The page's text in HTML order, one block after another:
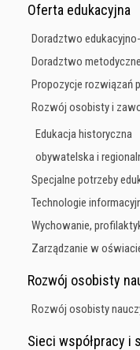
Oferta edukacyjna
Doradztwo
Doradztwo metodyczne
Propozycje rozwiązań
Rozwój osobisty i
Edukacja historyczna
obywatelska i
Specjalne potrzeby
Technologie
Wychowanie,
Zarządzanie w
Rozwój osobisty
Rozwój osobisty
Sieci współpracy i